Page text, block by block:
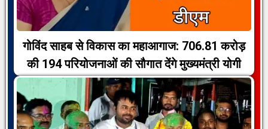
गोविंद साहब से विकास का महाआगाज: 706.81 करोड़
की 194 परियोजनाओं की सौगात देंगे मुख्यमंत्री योगी